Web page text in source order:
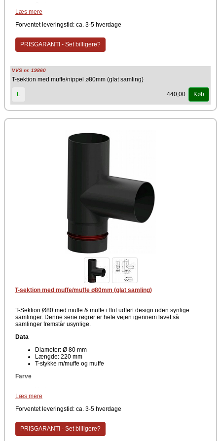
lakering er en kraftig og særdeles holdbar maling der giver en meget
dør. Se øvrige produkter på siden.
Læs mere
Forventet leveringstid: ca. 3-5 hverdage
PRISGARANTI - Set billigere?
VVS nr. 19860
T-sektion med muffe/nippel ø80mm (glat samling)
L 440,00 Køb
T-sektion med muffe/muffe ø80mm (glat samling)
T-Sektion Ø80 med muffe & muffe i flot udført design uden synlige
samlinger. Denne serie røgrør er hele vejen igennem lavet så
samlinger fremstår usynlige.
Data
Diameter: Ø 80 mm
Længde: 220 mm
T-stykke m/muffe og muffe
Farve
lakering er en kraftig og særdeles holdbar maling der giver en meget
muffe/nippel med dør. Se øvrige produkter på siden.
Læs mere
Forventet leveringstid: ca. 3-5 hverdage
PRISGARANTI - Set billigere?